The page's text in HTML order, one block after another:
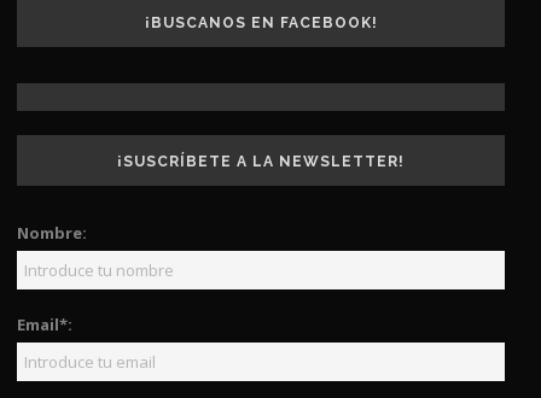
¡BUSCANOS EN FACEBOOK!
¡SUSCRÍBETE A LA NEWSLETTER!
Nombre:
Email*: